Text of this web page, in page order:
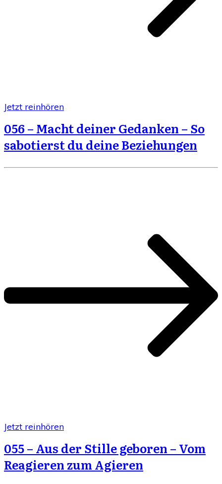
Jetzt reinhören
056 – Macht deiner Gedanken – So
sabotierst du deine Beziehungen
Jetzt reinhören
055 – Aus der Stille geboren – Vom
Reagieren zum Agieren